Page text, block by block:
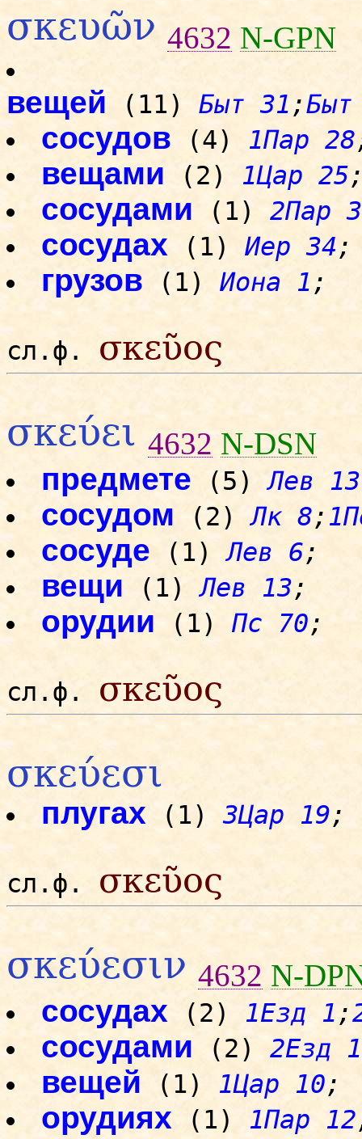
σκευῶν 4632 N-GPN
вещей (11) Быт 31 ;
сосудов (4) 1Пар 28
вещами (2) 1Цар 25
сосудами (1) 2Пар
сосудах (1) Иер 34;
грузов (1) Иона 1 ;
сл.ф. σκεῦος
σκεύει 4632 N-DSN
предмете (5)Лев 13
сосудом (2)Лк 8;
сосуде (1)Лев 6;
вещи (1)Лев 13;
орудии (1) Пс 70;
сл.ф. σκεῦος
σκεύεσι
плугах (1)3Цар 19;
сл.ф. σκεῦος
σκεύεσιν 4632 N-
сосудах (2) 1Езд 1 ;
сосудами (2) 2Езд 1
вещей (1) 1Цар 10;
орудиях (1) 1Пар 12